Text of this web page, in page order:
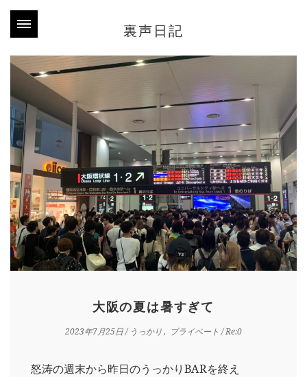
裏声日記
大阪の夏は暑すぎて
2023年7月25日/ うっかり プライベート / Re:0
怒涛の週末から昨日のうっかりBARを終え